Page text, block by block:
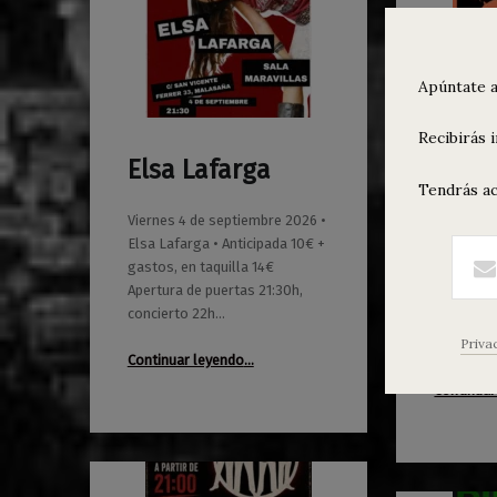
Elsa Lafarga
Viernes 4 de septiembre 2026 •
Elsa Lafarga • Anticipada 10€ +
gastos, en taquilla 14€
Apertura de puertas 21:30h,
concierto 22h…
Continuar leyendo…
01/06/2026
0
Maravillas
MAZO:
Crymm
de
Apúntate
Recibirás
Tendrás